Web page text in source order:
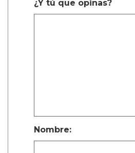
¿Y tú que opinas?
Nombre: